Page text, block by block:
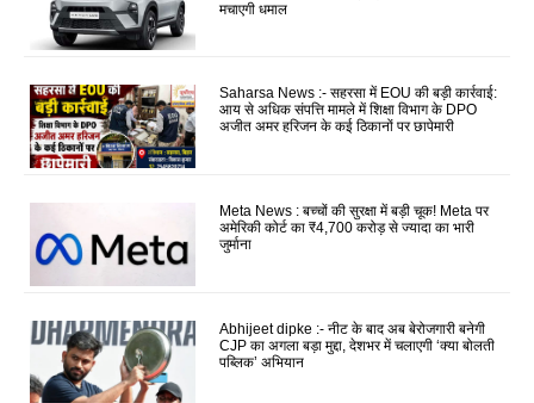
मचाएगी धमाल
Saharsa News :- सहरसा में EOU की बड़ी कार्रवाई:
आय से अधिक संपत्ति मामले में शिक्षा विभाग के DPO
अजीत अमर हरिजन के कई ठिकानों पर छापेमारी
Meta News : बच्चों की सुरक्षा में बड़ी चूक! Meta पर
अमेरिकी कोर्ट का ₹4,700 करोड़ से ज्यादा का भारी
जुर्माना
Abhijeet dipke :- नीट के बाद अब बेरोजगारी बनेगी
CJP का अगला बड़ा मुद्दा, देशभर में चलाएगी ‘क्या बोलती
पब्लिक’ अभियान